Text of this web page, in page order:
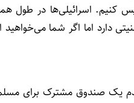
کنیم. اسرائیلی‌ها در طول
دارد اما اگر شما می‌خواهید
یک صندوق مشترک برای